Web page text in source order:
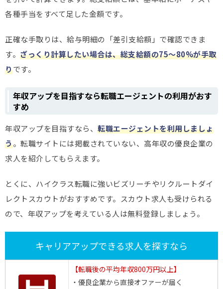
各種手当をすべて足した金額です。
正確な手取りは、給与明細の「差引支給額」で確認できま
す。 ざっくり計算したい場合は、総支給額の75～80%が手取
りです。
年収アップを目指すなら転職エージェントの利用がおす
すめ
年収アップを目指すなら、 転職エージェントを利用しましょ
う。転職サイトには掲載されていない、高年収の優良企業の
求人を紹介してもらえます。
とくに、ハイクラス転職に強いビズリーチやリクルートダイ
レクトスカウトがおすすめです。スカウト求人も受けられる
ので、年収アップを考えている人は無料登録しましょう。
キャリアアップできる求人を探すなら
【転職後の平均年収800万円以上】
・優良企業から直接オファーが届く